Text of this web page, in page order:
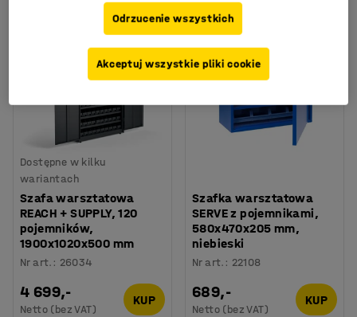
Dostępne w kilku
wariantach
Szafa warsztatowa
REACH + SUPPLY, 120
pojemników,
1900x1020x500 mm
Nr art. : 26034
4 699,-
Netto (bez VAT)
KUP
Szafka warsztatowa
SERVE z pojemnikami,
580x470x205 mm,
niebieski
Nr art. : 22108
689,-
Netto (bez VAT)
KUP
Odrzucenie wszystkich
Akceptuj wszystkie pliki cookie